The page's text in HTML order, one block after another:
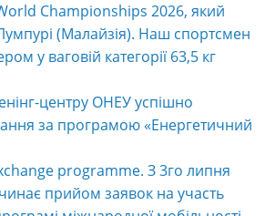
Championships 2026, який
(Малайзія). Наш спортсмен
у ваговій категорії 63,5 кг
центру ОНЕУ успішно
за програмою «Енергетичний
programme. З 3го липня
прийом заявок на участь